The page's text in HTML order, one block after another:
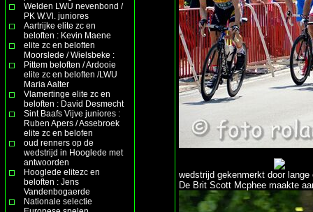
Welden LWU nevenbond /
PK W.Vl. juniores
Aartrijke elite zc en
beloften : Kevin Maene
elite zc en beloften
Moorslede / Wielsbeke :
Pittem beloften / Ardooie
elite zc en beloften /LWU
Maria Aalter
Vlamertinge elite zc en
beloften : David Desmecht
Sint Baafs Vijve juniores :
Ruben Apers / Assebroek
elite zc en belofen
oud renners op de
wedstrijd in Hooglede met
antwoorden
Hooglede elitezc en
beloften : Jens
Vandenbogaerde
Nationale selectie
wedstrijd gekenmerkt door
De Brit Scott Mcphee maakte